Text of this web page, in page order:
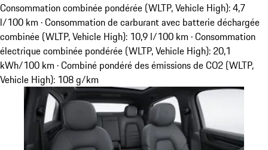
Consommation combinée pondérée (WLTP, Vehicle High): 4,7
l/100 km · Consommation de carburant avec batterie déchargée
combinée (WLTP, Vehicle High): 10,9 l/100 km · Consommation
électrique combinée pondérée (WLTP, Vehicle High): 20,1
kWh/100 km · Combiné pondéré des émissions de CO2 (WLTP,
Vehicle High): 108 g/km